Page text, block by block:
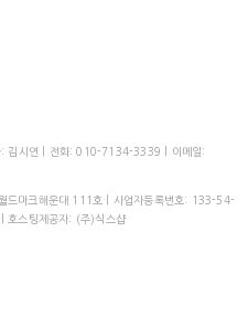
: 김시연 | 전화: 010-7134-3339 | 이메일:
드마크해운대 111호 | 사업자등록번호: 133-54-
| 호스팅제공자: (주)식스샵